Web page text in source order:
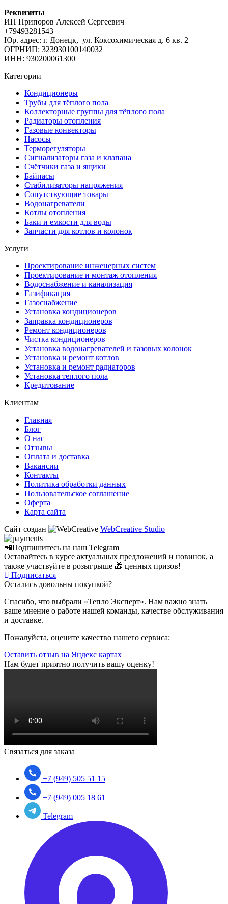
Реквизиты
ИП Припоров Алексей Сергеевич
+79493281543
Юр. адрес: г. Донецк, ул. Коксохимическая д. 6 кв. 2
ОГРНИП: 323930100140032
ИНН: 930200061300
Категории
Кондиционеры
Трубы для тёплого пола
Коллекторные группы для тёплого пола
Радиаторы отопления
Газовые конвекторы
Насосы
Терморегуляторы
Сигнализаторы газа и клапана
Счётчики газа и ящики
Байпасы
Стабилизаторы напряжения
Сопутствующие товары
Водонагреватели
Котлы отопления
Баки и емкости для воды
Запчасти для котлов и колонок
Услуги
Проектирование инженерных систем
Проектирование и монтаж отопления
Водоснабжение и канализация
Газификация
Газоснабжение
Установка кондиционеров
Заправка кондиционеров
Ремонт кондиционеров
Чистка кондиционеров
Установка водонагревателей и газовых колонок
Установка и ремонт котлов
Установка и ремонт радиаторов
Установка теплого пола
Кредитование
Клиентам
Главная
Блог
О нас
Отзывы
Оплата и доставка
Вакансии
Контакты
Политика обработки данных
Пользовательское соглашение
Оферта
Карта сайта
Сайт создан
WebCreative Studio
📲Подпишитесь на наш Telegram
Оставайтесь в курсе актуальных предложений и новинок, а
также участвуйте в розыгрыше 🎁 ценных призов!
Подписаться
Остались довольны покупкой?
Спасибо, что выбрали «Тепло Эксперт». Нам важно знать
ваше мнение о работе нашей команды, качестве обслуживания
и доставке.
Пожалуйста, оцените качество нашего сервиса:
Оставить отзыв на Яндекс картах
Нам будет приятно получить вашу оценку!
Связаться для заказа
+7 (949) 505 51 15
+7 (949) 005 18 61
Telegram